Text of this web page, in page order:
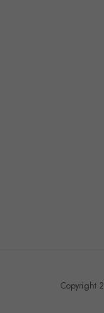
Copyright